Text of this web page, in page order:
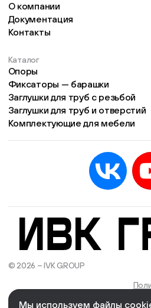
О компании
Документация
Контакты
Каталог
Опоры
Фиксаторы — барашки
Заглушки для труб с резьбой
Заглушки для труб и отверстий
Комплектующие для мебели
© 2026 – IVK GROUP
Мы используем файлы
Есть учётная запись?